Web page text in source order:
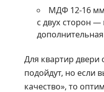
МДФ 12-16
с двух сторон
Для квартир
подойдут, но если
качество», то